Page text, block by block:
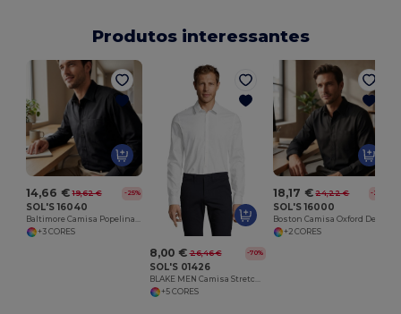
Produtos interessantes
14,66 € 19,62 € -25%
SOL'S 16040
+3 CORES
8,00 € 26,46 € -70%
SOL'S 01426
+5 CORES
18,17 € 24,22 € -25%
SOL'S 16000
+2 CORES